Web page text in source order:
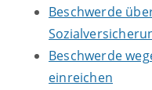
Beschwerde
Beschwerde
einreichen